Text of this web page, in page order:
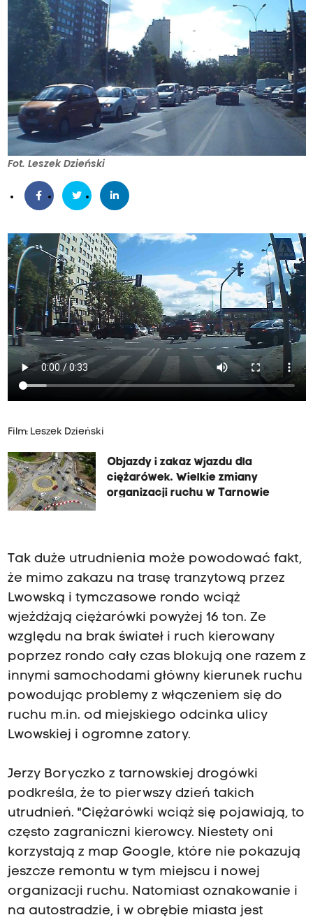
Fot. Leszek Dzieński
Film: Leszek Dzieński
Objazdy i zakaz wjazdu dla
ciężarówek. Wielkie zmiany
organizacji ruchu w Tarnowie
Tak duże utrudnienia może powodować fakt,
że mimo zakazu na trasę tranzytową przez
Lwowską i tymczasowe rondo wciąż
wjeżdżają ciężarówki powyżej 16 ton. Ze
względu na brak świateł i ruch kierowany
poprzez rondo cały czas blokują one razem z
innymi samochodami główny kierunek ruchu
powodując problemy z włączeniem się do
ruchu m.in. od miejskiego odcinka ulicy
Lwowskiej i ogromne zatory.
Jerzy Boryczko z tarnowskiej drogówki
podkreśla, że to pierwszy dzień takich
utrudnień. "Ciężarówki wciąż się pojawiają, to
często zagraniczni kierowcy. Niestety oni
korzystają z map Google, które nie pokazują
jeszcze remontu w tym miejscu i nowej
organizacji ruchu. Natomiast oznakowanie i
na autostradzie, i w obrębie miasta jest